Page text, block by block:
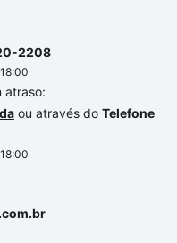
2208
atraso:
ou através do Telefone